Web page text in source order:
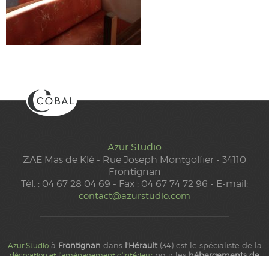
Azur Studio
ZAE Mas de Klé - Rue Joseph Montgolfier - 34110
Frontignan
Tél. : 04 67 28 04 69 - Fax : 04 67 74 72 96 - E-mail:
contact@azurstudio.com
Azur Studioà Frontignan dans l'Hérault(34) est le spécialiste de la